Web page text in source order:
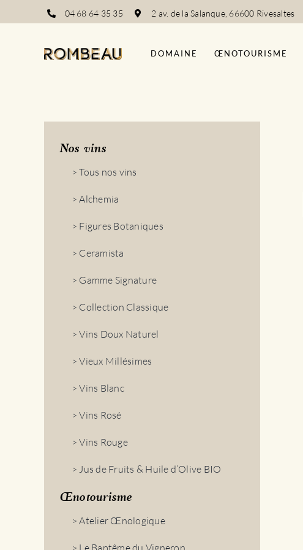
au
04 68 64 35 35 2 av. de la Salanque, 66600 Rivesaltes
DOMAINE ŒNOTOURISME
Nos vins
> Tous nos vins
> Alchemia
> Figures Botaniques
> Ceramista
> Gamme Signature
> Collection Classique
> Vins Doux Naturel
> Vieux Millésimes
> Vins Blanc
> Vins Rosé
> Vins Rouge
> Jus de Fruits & Huile d’Olive BIO
Œnotourisme
> Atelier Œnologique
> Le Baptême du Vigneron